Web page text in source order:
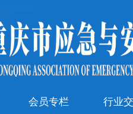
会员专栏 行业